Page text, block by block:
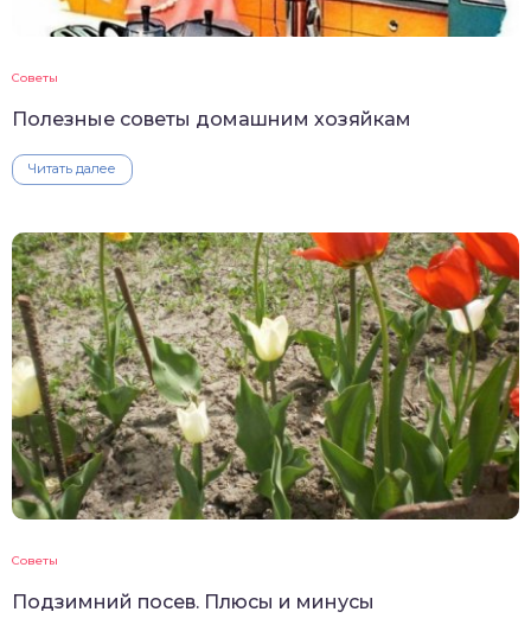
Советы
Полезные советы домашним хозяйкам
Читать далее
Советы
Подзимний посев. Плюсы и минусы